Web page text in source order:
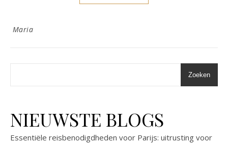
Maria
Zoeken
NIEUWSTE BLOGS
Essentiële reisbenodigdheden voor Parijs: uitrusting voor